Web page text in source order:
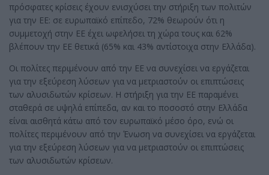
πρόσφατες κρίσεις έχουν ενισχύσει την στήριξη των πολιτών
για την ΕΕ: σε ευρωπαϊκό επίπεδο, 72% θεωρούν ότι η
συμμετοχή στην ΕΕ έχει ωφελήσει τη χώρα τους και 62%
βλέπουν την ΕΕ θετικά (65% και 43% αντίστοιχα στην Ελλάδα).
Οι πολίτες περιμένουν από την ΕΕ να συνεχίσει να εργάζεται
για την εξεύρεση λύσεων για να μετριαστούν οι επιπτώσεις
των αλυσιδωτών κρίσεων. Η στήριξη για την ΕΕ παραμένει
σταθερά σε υψηλά επίπεδα, αν και το ποσοστό στην Ελλάδα
είναι αισθητά κάτω από τον ευρωπαϊκό μέσο όρο, ενώ οι
πολίτες περιμένουν από την Ένωση να συνεχίσει να εργάζεται
για την εξεύρεση λύσεων για να μετριαστούν οι επιπτώσεις
των αλυσιδωτών κρίσεων.